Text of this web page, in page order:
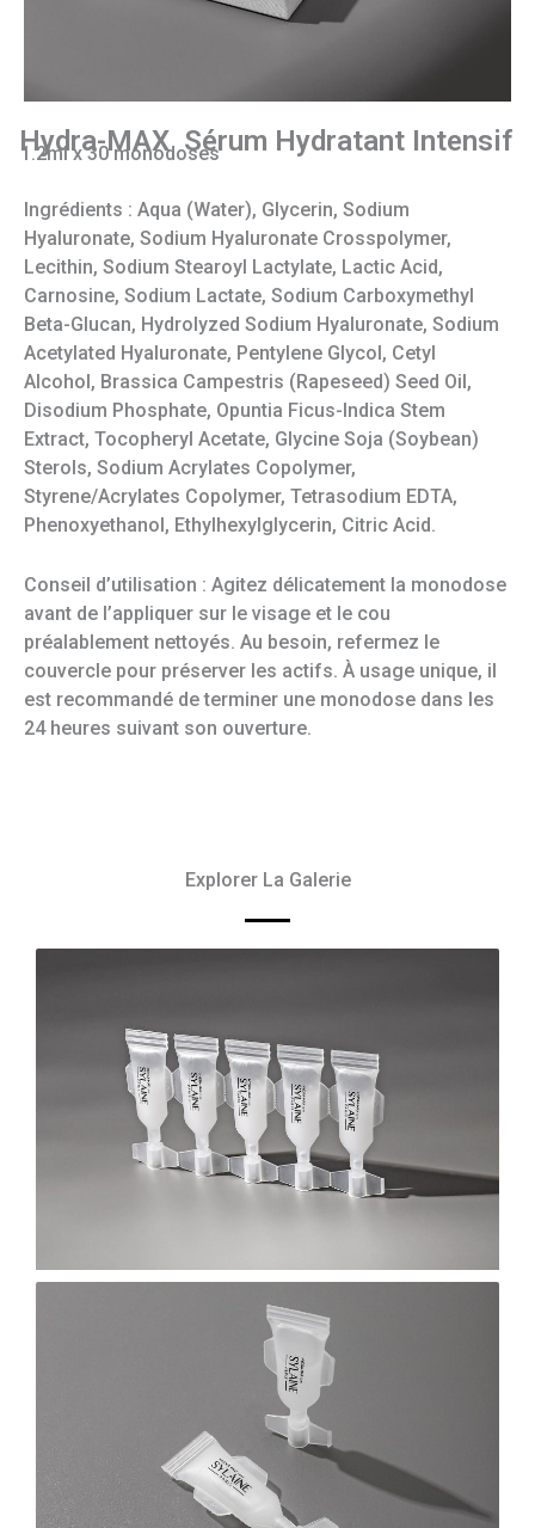
Hydra-MAX Sérum Hydratant Intensif
1.2ml x 30 monodoses
Ingrédients : Aqua (Water), Glycerin, Sodium
Hyaluronate, Sodium Hyaluronate Crosspolymer,
Lecithin, Sodium Stearoyl Lactylate, Lactic Acid,
Carnosine, Sodium Lactate, Sodium Carboxymethyl
Beta-Glucan, Hydrolyzed Sodium Hyaluronate, Sodium
Acetylated Hyaluronate, Pentylene Glycol, Cetyl
Alcohol, Brassica Campestris (Rapeseed) Seed Oil,
Disodium Phosphate, Opuntia Ficus-Indica Stem
Extract, Tocopheryl Acetate, Glycine Soja (Soybean)
Sterols, Sodium Acrylates Copolymer,
Styrene/Acrylates Copolymer, Tetrasodium EDTA,
Phenoxyethanol, Ethylhexylglycerin, Citric Acid.
Conseil d’utilisation : Agitez délicatement la monodose
avant de l’appliquer sur le visage et le cou
préalablement nettoyés. Au besoin, refermez le
couvercle pour préserver les actifs. À usage unique, il
est recommandé de terminer une monodose dans les
24 heures suivant son ouverture.
Explorer La Galerie